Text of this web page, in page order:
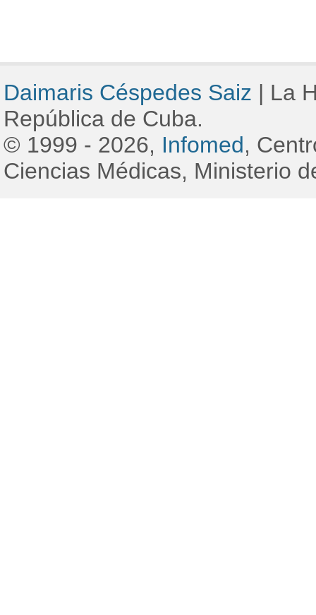
Daimaris Céspedes Saiz | La
República de Cuba.
© 1999 - 2026, Infomed,
Ciencias Médicas, Ministerio